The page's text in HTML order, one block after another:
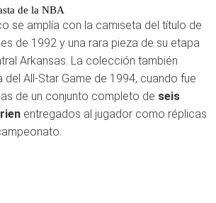
de la NBA
se amplía con la camiseta del título de
de 1992 y una rara pieza de su etapa
Arkansas. La colección también
del All-Star Game de 1994, cuando fue
de un conjunto completo de seis
entregados al jugador como réplicas